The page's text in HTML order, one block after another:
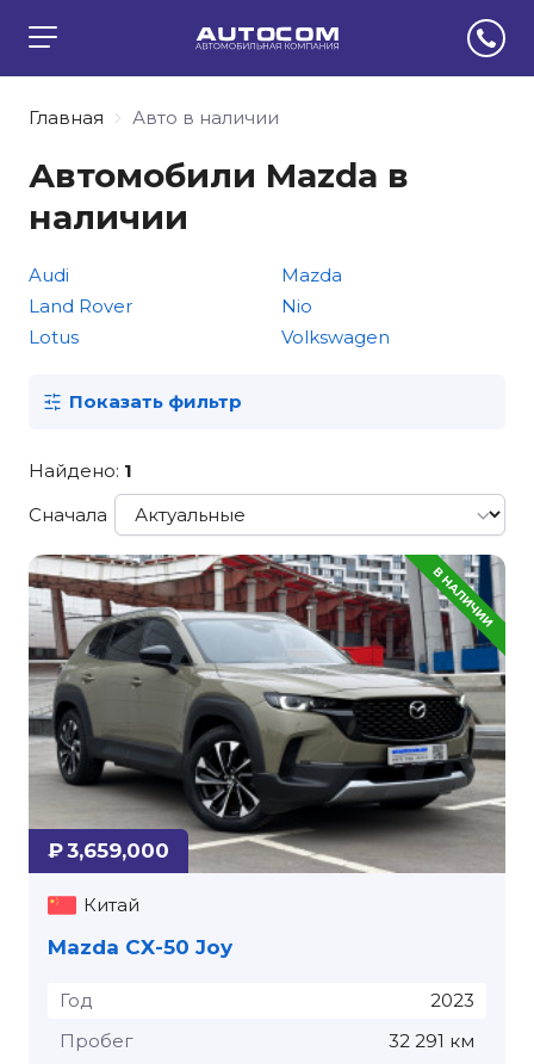
Главная Авто в наличии
Автомобили Mazda в
наличии
Audi
Land Rover
Lotus
Mazda
Nio
Volkswagen
Показать фильтр
Найдено: 1
Сначала
₽ 3,659,000
Китай
Mazda CX-50 Joy
Год
2023
Пробег
32 291 км